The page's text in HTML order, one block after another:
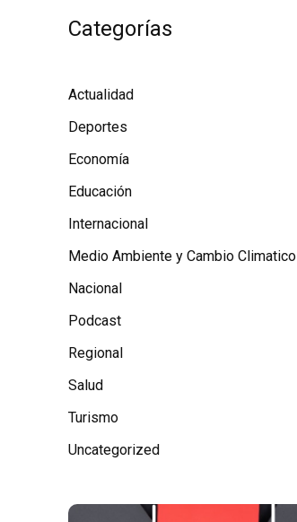
Categorías
Actualidad
Deportes
Economía
Educación
Internacional
Medio Ambiente y Cambio Climatico
Nacional
Podcast
Regional
Salud
Turismo
Uncategorized